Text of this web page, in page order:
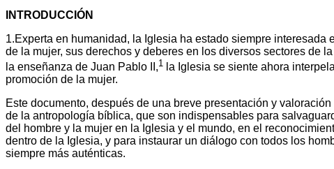
INTRODUCCIÓN
1.Experta en humanidad, la Iglesia ha estado siempre
de la mujer, sus derechos y deberes en los diversos sectores de
la enseñanza de Juan Pablo II,1 la Iglesia se siente ahora
promoción de la mujer.
Este documento, después de una breve presentación y
de la antropología bíblica, que son indispensables para
del hombre y la mujer en la Iglesia y el mundo, en el
dentro de la Iglesia, y para instaurar un diálogo con todos los
siempre más auténticas.